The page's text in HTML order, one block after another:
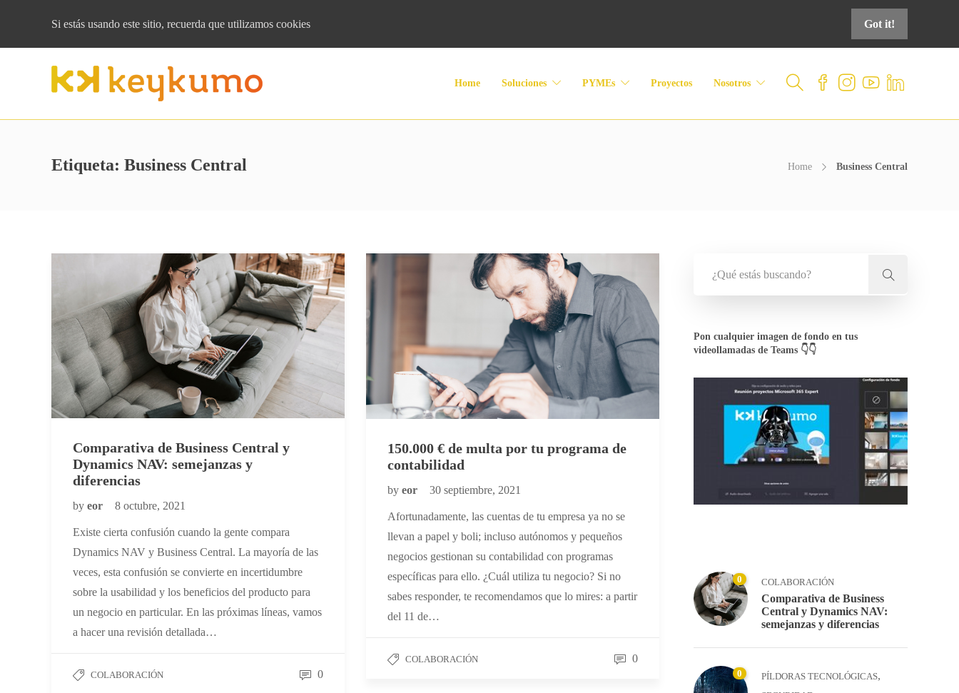
Si estás usando este sitio, recuerda que utilizamos cookies Got it!
Home Soluciones PYMEs Proyectos Nosotros
Etiqueta: Business Central Home Business Central
Comparativa de Business Central y
Dynamics NAV: semejanzas y
diferencias
by eor 8 octubre, 2021
Existe cierta confusión cuando la gente compara
Dynamics NAV y Business Central. La mayoría de las
veces, esta confusión se convierte en incertidumbre
sobre la usabilidad y los beneficios del producto para
un negocio en particular. En las próximas líneas, vamos
a hacer una revisión detallada…
COLABORACIÓN 0
150.000 € de multa por tu programa de
contabilidad
by eor 30 septiembre, 2021
Afortunadamente, las cuentas de tu empresa ya no se
llevan a papel y boli; incluso autónomos y pequeños
negocios gestionan su contabilidad con programas
específicas para ello. ¿Cuál utiliza tu negocio? Si no
sabes responder, te recomendamos que lo mires: a partir
del 11 de…
COLABORACIÓN 0
Pon cualquier imagen de fondo en tus
videollamadas de Teams 👇👇
0 COLABORACIÓN
Comparativa de Business
Central y Dynamics NAV:
semejanzas y diferencias
0 PÍLDORAS TECNOLÓGICAS,